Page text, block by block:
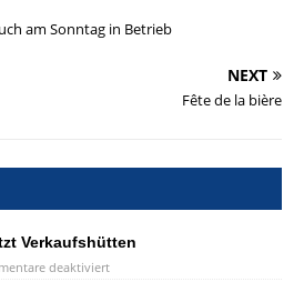
am Sonntag in Betrieb
NEXT
Fête de la bière
Verkaufshütten
deaktiviert